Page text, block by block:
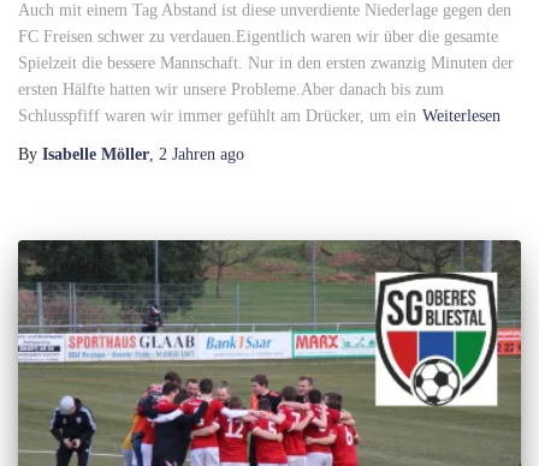
Auch mit einem Tag Abstand ist diese unverdiente Niederlage gegen den
FC Freisen schwer zu verdauen.Eigentlich waren wir über die gesamte
Spielzeit die bessere Mannschaft. Nur in den ersten zwanzig Minuten der
ersten Hälfte hatten wir unsere Probleme.Aber danach bis zum
Schlusspfiff waren wir immer gefühlt am Drücker, um ein Weiterlesen
By Isabelle Möller, 2 Jahren ago